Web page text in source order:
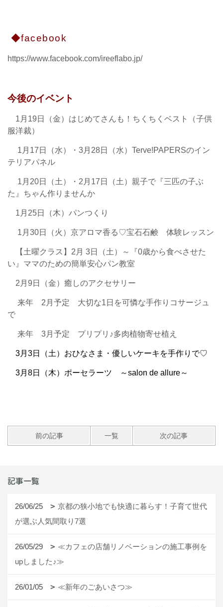
◆facebook
https://www.facebook.com/ireeflabo.jp/
今後のイベント
1月19日（金）はじめてさんも！ちくちくベスト（子供
服洋裁）
1月17日（水）・3月28日（水）Terve!PAPERSのイン
テリアパネル
1月20日（土）・2月17日（土）親子で『三匹の子ぶ
た』ちゃん作りませんか
1月25日（木）パンつくり
1月30日（火）京アロマ香る♡宝石石鹸 体験レッスン
【土曜クラス】2月 3日（土）～『0歳から食べさせた
い』ママのための簡単安心パン教室
2月9日（金）癒しのアクセサリー
来年 2月予定 大切な1日を可憐な手作りコサージュ
で
来年 3月予定 プリプリ♪多肉植物寄せ植え
3月3日（土）おひなさま・優しいケーキを手作りで♡
3月8日（木）ポーセラーツ ～salon de allure～
前の記事 一覧 次の記事
記事一覧
26/06/25
京都の狭小地でも快適に暮らす！子育て世代
が選ぶ人気間取り7選
26/05/29
≪カフェの店舗リノベーションの施工事例を
upしました♪≫
26/01/05 ≪新年のごあいさつ≫